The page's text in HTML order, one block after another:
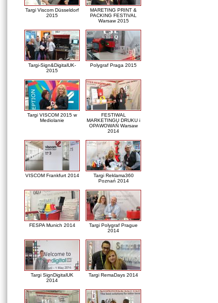
Targi Viscom Düsseldorf
2015
MARETING PRINT &
PACKING FESTIVAL
Warsaw 2015
Targi-Sign&DigitalUK-
2015
Polygraf Praga 2015
Targi VISCOM 2015 w
Mediolanie
FESTIWAL
MARKETINGU DRUKU i
OPAWOWAŃ Warsaw
2014
VISCOM Frankfurt 2014
Targi Reklama360
Poznań 2014
FESPA Munich 2014
Targi Polygraf Prague
2014
Targi SignDigitalUK
2014
Targi RemaDays 2014